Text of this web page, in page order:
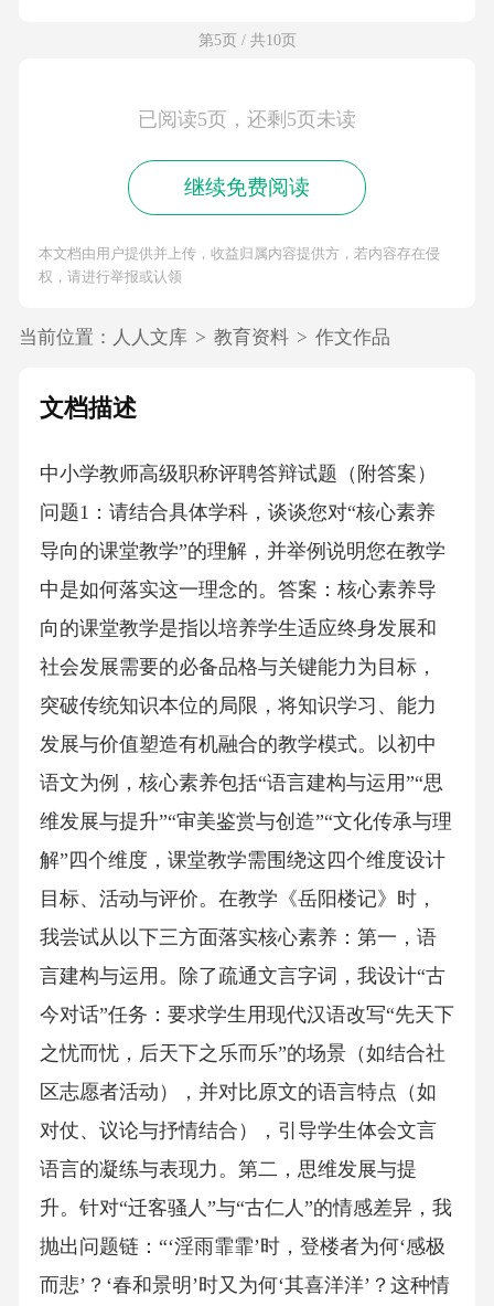
第5页 / 共10页
已阅读5页，还剩5页未读
继续免费阅读
本文档由用户提供并上传，收益归属内容提供方，若内容存在侵
权，请进行举报或认领
当前位置： 人人文库 > 教育资料 > 作文作品
文档描述
中小学教师高级职称评聘答辩试题（附答案）
问题1：请结合具体学科，谈谈您对“核心素养
导向的课堂教学”的理解，并举例说明您在教学
中是如何落实这一理念的。答案：核心素养导
向的课堂教学是指以培养学生适应终身发展和
社会发展需要的必备品格与关键能力为目标，
突破传统知识本位的局限，将知识学习、能力
发展与价值塑造有机融合的教学模式。以初中
语文为例，核心素养包括“语言建构与运用”“思
维发展与提升”“审美鉴赏与创造”“文化传承与理
解”四个维度，课堂教学需围绕这四个维度设计
目标、活动与评价。在教学《岳阳楼记》时，
我尝试从以下三方面落实核心素养：第一，语
言建构与运用。除了疏通文言字词，我设计“古
今对话”任务：要求学生用现代汉语改写“先天下
之忧而忧，后天下之乐而乐”的场景（如结合社
区志愿者活动），并对比原文的语言特点（如
对仗、议论与抒情结合），引导学生体会文言
语言的凝练与表现力。第二，思维发展与提
升。针对“迁客骚人”与“古仁人”的情感差异，我
抛出问题链：“‘淫雨霏霏’时，登楼者为何‘感极
而悲’？‘春和景明’时又为何‘其喜洋洋’？这种情